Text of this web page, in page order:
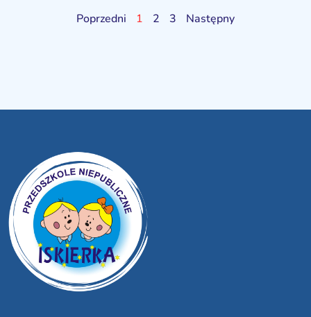
Poprzedni 1 2 3 Następny